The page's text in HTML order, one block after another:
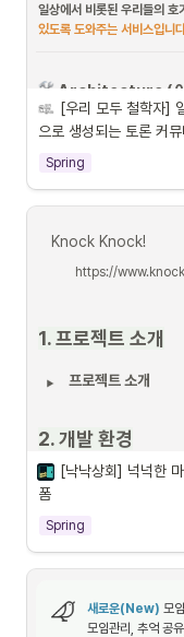
일상에서 비롯된 우리들의 호
있도록 도와주는 서비스입니
Architecture ( 아
우 )[우리 모두 철학자]
으로 생성되는 토론 커
Spring
Knock Knock!
https://
1. 프로젝트 소개
프로젝트 소개
2. 개발 환경
개발 환경
서비스 아키텍처
[낙낙상회] 넉넉한
폼
Spring
새로운(New) 모임,
모임관리, 추억 공